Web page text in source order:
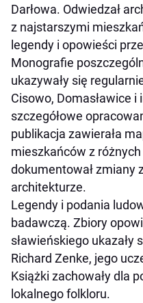
Darłowa. Odwiedzał
z najstarszymi
legendy i opowieści
Monografie
ukazywały się
Cisowo, Domasławice i
szczegółowe
publikacja zawierała
mieszkańców z
dokumentował zmiany
architekturze.
Legendy i podania
badawczą. Zbiory
sławieńskiego ukazały
Richard Zenke, jego
Książki zachowały dla
lokalnego folkloru.